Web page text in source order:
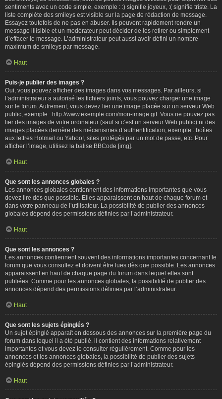
sentiments avec un code simple, exemple : :) signifie joyeux, :( signifie triste. La
liste complète des smileys est visible sur la page de rédaction de message.
Essayez toutefois de ne pas en abuser. Ils peuvent rapidement rendre un
message illisible et un modérateur peut décider de les retirer ou simplement
d’effacer le message. L’administrateur peut aussi avoir défini un nombre
maximum de smileys par message.
Haut
Puis-je publier des images ?
Oui, vous pouvez afficher des images dans vos messages. Par ailleurs, si
l’administrateur a autorisé les fichiers joints, vous pouvez charger une image
sur le forum. Autrement, vous devez lier une image placée sur un serveur Web
public, exemple : http://www.exemple.com/mon-image.gif. Vous ne pouvez pas
lier des images de votre ordinateur (sauf si c’est un serveur Web public) ni des
images placées derrière des mécanismes d’authentification, exemple : boîtes
aux lettres Hotmail ou Yahoo!, sites protégés par un mot de passe, etc. Pour
afficher l’image, utilisez la balise BBCode [img].
Haut
Que sont les annonces globales ?
Les annonces globales contiennent des informations importantes que vous
devez lire dès que possible. Elles apparaissent en haut de chaque forum et
dans votre panneau de l’utilisateur. La possibilité de publier des annonces
globales dépend des permissions définies par l’administrateur.
Haut
Que sont les annonces ?
Les annonces contiennent souvent des informations importantes concernant le
forum que vous consultez et doivent être lues dès que possible. Les annonces
apparaissent en haut de chaque page du forum dans lequel elles sont
publiées. Comme pour les annonces globales, la possibilité de publier des
annonces dépend des permissions définies par l’administrateur.
Haut
Que sont les sujets épinglés ?
Un sujet épinglé apparaît en dessous des annonces sur la première page du
forum dans lequel il a été publié. il contient des informations relativement
importantes et vous devez le consulter régulièrement. Comme pour les
annonces et les annonces globales, la possibilité de publier des sujets
épinglés dépend des permissions définies par l’administrateur.
Haut